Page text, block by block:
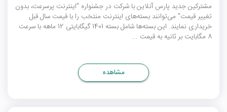
مشترکین جدید پارس آنلاین با شرکت در جشنواره "اینترنت پرسرعت، بدون
تغییر قیمت" می‌توانند بسته‌های اینترنت منتخب را با قیمت سال قبل
خریداری نمایند. این بسته‌ها شامل بسته 1401 گیگابایتی 12 ماهه با سرعت
8 مگابایت بر ثانیه به قیمت ...
مشاهده